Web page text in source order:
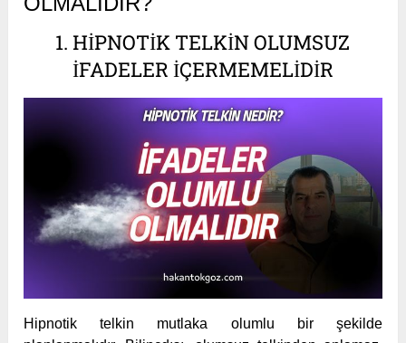
1. HIPNOTIK TELKIN OLUMSUZ
İFADELER İÇERMEMELIDIR
Hipnotik telkin mutlaka olumlu bir şekilde